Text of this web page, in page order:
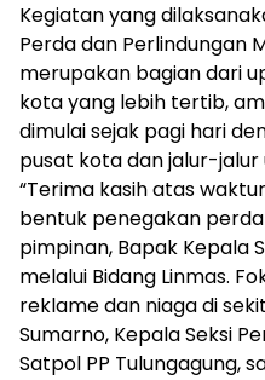
Kegiatan yang
Perda dan Perlindungan
merupakan bagian dari
kota yang lebih tertib,
dimulai sejak pagi hari
pusat kota dan jalur-jalur
“Terima kasih atas
bentuk penegakan
pimpinan, Bapak Kepala
melalui Bidang Linmas.
reklame dan niaga di
Sumarno, Kepala Seksi
Satpol PP Tulungagung,